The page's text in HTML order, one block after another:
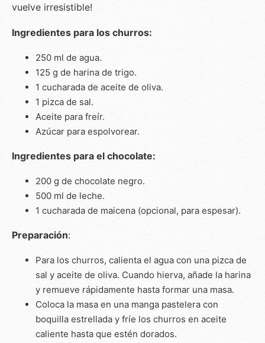
vuelve irresistible!
Ingredientes para los churros:
250 ml de agua.
125 g de harina de trigo.
1 cucharada de aceite de oliva.
1 pizca de sal.
Aceite para freír.
Azúcar para espolvorear.
Ingredientes para el chocolate:
200 g de chocolate negro.
500 ml de leche.
1 cucharada de maicena (opcional, para espesar).
Preparación:
Para los churros, calienta el agua con una pizca de
sal y aceite de oliva. Cuando hierva, añade la harina
y remueve rápidamente hasta formar una masa.
Coloca la masa en una manga pastelera con
boquilla estrellada y fríe los churros en aceite
caliente hasta que estén dorados.